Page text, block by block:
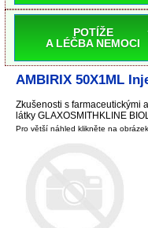
POTÍŽE
A LÉČBA NEMOCI
AMBIRIX 50X1ML
Zkušenosti s farmaceutickými
látky GLAXOSMITHKLINE
Pro větší náhled klikněte na obrázek